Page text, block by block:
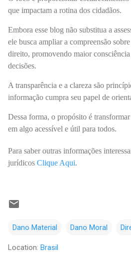
que impactam a rotina dos cidadãos.
Embora esse blog não substitua a
ele busca ampliar a compreensão
direito, promovendo maior consciência
decisões.
A transparência e a clareza são
informação cumpra seu papel de
Dessa forma, o propósito é
em algo acessível e útil para todos.
Para saber outras informações
jurídicos Clique Aqui.
Dano Material Dano Moral
Location: Brasil